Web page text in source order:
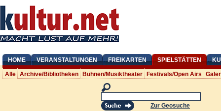
HOME VERANSTALTUNGEN FREIKARTEN SPIELSTÄTTEN
Alle Archive/Bibliotheken Bühnen/Musiktheater Festivals/Open Airs
Zur Geosuche